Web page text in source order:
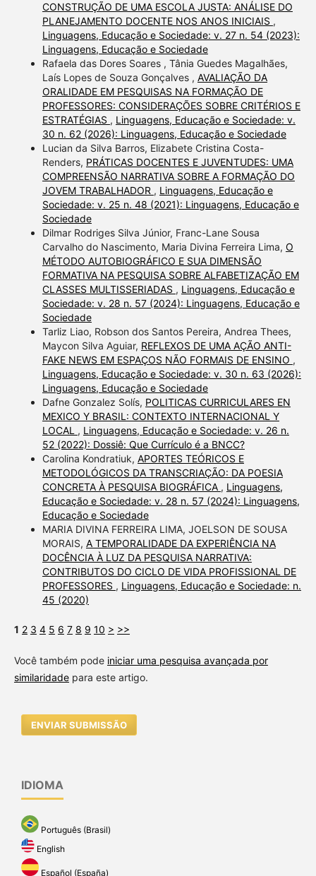
CONSTRUÇÃO DE UMA ESCOLA JUSTA: ANÁLISE DO
PLANEJAMENTO DOCENTE NOS ANOS INICIAIS ,
Linguagens, Educação e Sociedade: v. 27 n. 54 (2023):
Linguagens, Educação e Sociedade
Rafaela das Dores Soares , Tânia Guedes Magalhães,
Laís Lopes de Souza Gonçalves , AVALIAÇÃO DA
ORALIDADE EM PESQUISAS NA FORMAÇÃO DE
PROFESSORES: CONSIDERAÇÕES SOBRE CRITÉRIOS E
ESTRATÉGIAS , Linguagens, Educação e Sociedade: v.
30 n. 62 (2026): Linguagens, Educação e Sociedade
Lucian da Silva Barros, Elizabete Cristina Costa-
Renders, PRÁTICAS DOCENTES E JUVENTUDES: UMA
COMPREENSÃO NARRATIVA SOBRE A FORMAÇÃO DO
JOVEM TRABALHADOR , Linguagens, Educação e
Sociedade: v. 25 n. 48 (2021): Linguagens, Educação e
Sociedade
Dilmar Rodriges Silva Júnior, Franc-Lane Sousa
Carvalho do Nascimento, Maria Divina Ferreira Lima, O
MÉTODO AUTOBIOGRÁFICO E SUA DIMENSÃO
FORMATIVA NA PESQUISA SOBRE ALFABETIZAÇÃO EM
CLASSES MULTISSERIADAS , Linguagens, Educação e
Sociedade: v. 28 n. 57 (2024): Linguagens, Educação e
Sociedade
Tarliz Liao, Robson dos Santos Pereira, Andrea Thees,
Maycon Silva Aguiar, REFLEXOS DE UMA AÇÃO ANTI-
FAKE NEWS EM ESPAÇOS NÃO FORMAIS DE ENSINO ,
Linguagens, Educação e Sociedade: v. 30 n. 63 (2026):
Linguagens, Educação e Sociedade
Dafne Gonzalez Solís, POLITICAS CURRICULARES EN
MEXICO Y BRASIL: CONTEXTO INTERNACIONAL Y
LOCAL , Linguagens, Educação e Sociedade: v. 26 n.
52 (2022): Dossiê: Que Currículo é a BNCC?
Carolina Kondratiuk, APORTES TEÓRICOS E
METODOLÓGICOS DA TRANSCRIAÇÃO: DA POESIA
CONCRETA À PESQUISA BIOGRÁFICA , Linguagens,
Educação e Sociedade: v. 28 n. 57 (2024): Linguagens,
Educação e Sociedade
MARIA DIVINA FERREIRA LIMA, JOELSON DE SOUSA
MORAIS, A TEMPORALIDADE DA EXPERIÊNCIA NA
DOCÊNCIA À LUZ DA PESQUISA NARRATIVA:
CONTRIBUTOS DO CICLO DE VIDA PROFISSIONAL DE
PROFESSORES , Linguagens, Educação e Sociedade: n.
45 (2020)
1 2 3 4 5 6 7 8 9 10 > >>
Você também pode iniciar uma pesquisa avançada por
similaridadepara este artigo.
ENVIAR SUBMISSÃO
IDIOMA
Português (Brasil)
English
Español (España)